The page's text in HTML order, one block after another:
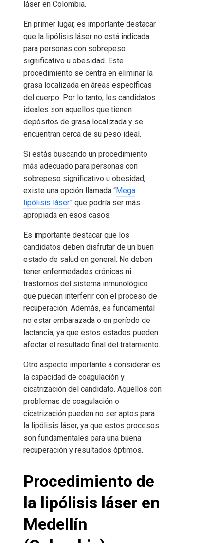
láser en Colombia.
En primer lugar, es importante destacar
que la lipólisis láser no está indicada
para personas con sobrepeso
significativo u obesidad. Este
procedimiento se centra en eliminar la
grasa localizada en áreas específicas
del cuerpo. Por lo tanto, los candidatos
ideales son aquellos que tienen
depósitos de grasa localizada y se
encuentran cerca de su peso ideal.
Si estás buscando un procedimiento
más adecuado para personas con
sobrepeso significativo u obesidad,
existe una opción llamada “Mega
lipólisis láser” que podría ser más
apropiada en esos casos.
Es importante destacar que los
candidatos deben disfrutar de un buen
estado de salud en general. No deben
tener enfermedades crónicas ni
trastornos del sistema inmunológico
que puedan interferir con el proceso de
recuperación. Además, es fundamental
no estar embarazada o en período de
lactancia, ya que estos estados pueden
afectar el resultado final del tratamiento.
Otro aspecto importante a considerar es
la capacidad de coagulación y
cicatrización del candidato. Aquellos con
problemas de coagulación o
cicatrización pueden no ser aptos para
la lipólisis láser, ya que estos procesos
son fundamentales para una buena
recuperación y resultados óptimos.
Procedimiento de
la lipólisis láser en
Medellín